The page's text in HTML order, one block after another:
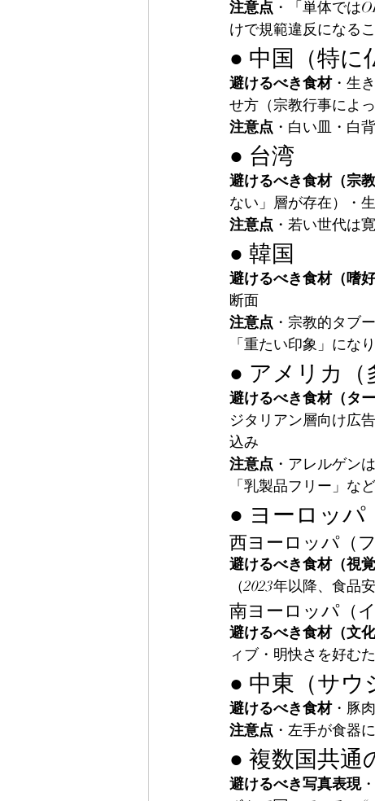
注意点 ・「単体では
けで規範違反になる
● 中国（特に
避けるべき食材・生
せ方（宗教行事によ
注意点 ・白い皿・白
● 台湾
避けるべき食材（宗
ない」層が存在）・
注意点 ・若い世代は
● 韓国
避けるべき食材（嗜好
断面
注意点 ・宗教的タブ
「重たい印象」にな
● アメリカ（
避けるべき食材（タ
ジタリアン層向け広
込み
注意点 ・アレルゲン
「乳製品フリー」な
● ヨーロッパ
西ヨーロッパ（
避けるべき食材（視覚
（2023年以降、食品
南ヨーロッパ（
避けるべき食材（文
ィブ・明快さを好むた
● 中東（サウ
避けるべき食材・豚
注意点 ・左手が食器
● 複数国共通
避けるべき写真表現